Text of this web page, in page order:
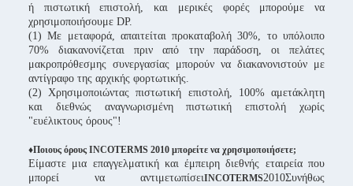
ή πιστωτική επιστολή, και μερικές φορές μπορούμε να
χρησιμοποιήσουμε DP.
(1) Με μεταφορά, απαιτείται προκαταβολή 30%, το υπόλοιπο
70% διακανονίζεται πριν από την παράδοση, οι πελάτες
μακροπρόθεσμης συνεργασίας μπορούν να διακανονιστούν με
αντίγραφο της αρχικής φορτωτικής.
(2) Χρησιμοποιώντας πιστωτική επιστολή, 100% αμετάκλητη
και διεθνώς αναγνωρισμένη πιστωτική επιστολή χωρίς
"ευέλικτους όρους"!
♦Ποιους όρους INCOTERMS 2010 μπορείτε να χρησιμοποιήσετε;
Είμαστε μια επαγγελματική και έμπειρη διεθνής εταιρεία που
μπορεί να αντιμετωπίσειINCOTERMS2010Συνήθως